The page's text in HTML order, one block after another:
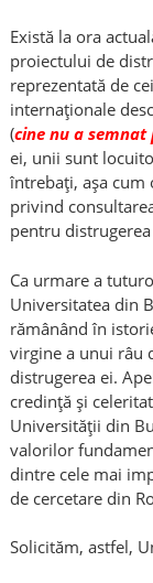
Există la ora
proiectului de
reprezentată de
internaționale
(cine nu a semnat
ei, unii sunt
întrebați, așa cum
privind
pentru
Ca urmare a
Universitatea din
rămânând în
virgine a unui râu
distrugerea ei.
credință și
Universității din
valorilor
dintre cele mai
de cercetare din
Solicităm, astfel,